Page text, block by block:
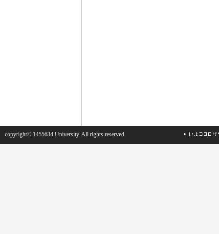
copyright© 1455634 University. All rights reserved.